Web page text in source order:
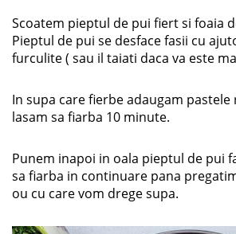
Scoatem pieptul de pui fiert si foaia
Pieptul de pui se desface fasii cu
furculite ( sau il taiati daca va este
In supa care fierbe adaugam pastele
lasam sa fiarba 10 minute.
Punem inapoi in oala pieptul de pui
sa fiarba in continuare pana
ou cu care vom drege supa.